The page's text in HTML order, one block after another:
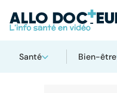
Santé Bien-être